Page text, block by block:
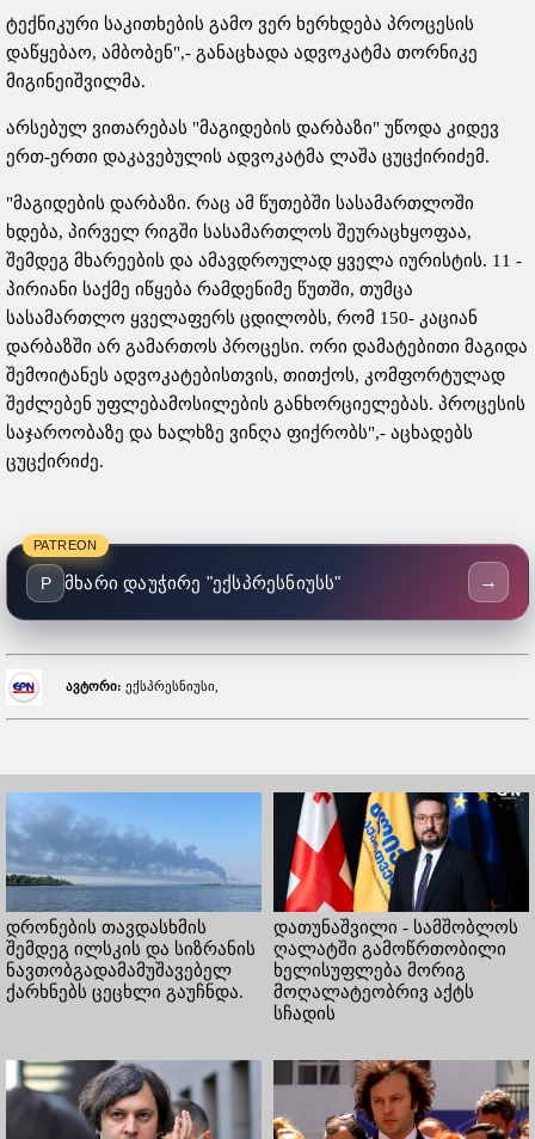
ტექნიკური საკითხების გამო ვერ ხერხდება პროცესის
დაწყებაო, ამბობენ",- განაცხადა ადვოკატმა თორნიკე
მიგინეიშვილმა.
არსებულ ვითარებას "მაგიდების დარბაზი" უწოდა კიდევ
ერთ-ერთი დაკავებულის ადვოკატმა ლაშა ცუცქირიძემ.
"მაგიდების დარბაზი. რაც ამ წუთებში სასამართლოში
ხდება, პირველ რიგში სასამართლოს შეურაცხყოფაა,
შემდეგ მხარეების და ამავდროულად ყველა იურისტის. 11 -
პირიანი საქმე იწყება რამდენიმე წუთში, თუმცა
სასამართლო ყველაფერს ცდილობს, რომ 150- კაციან
დარბაზში არ გამართოს პროცესი. ორი დამატებითი მაგიდა
შემოიტანეს ადვოკატებისთვის, თითქოს, კომფორტულად
შეძლებენ უფლებამოსილების განხორციელებას. პროცესის
საჯაროობაზე და ხალხზე ვინღა ფიქრობს",- აცხადებს
ცუცქირიძე.
PATREON
P მხარი დაუჭირე "ექსპრესნიუსს" →
ავტორი: ექსპრესნიუსი,
დრონების თავდასხმის
შემდეგ ილსკის და სიზრანის
ნავთობგადამამუშავებელ
ქარხნებს ცეცხლი გაუჩნდა.
დათუნაშვილი - სამშობლოს
ღალატში გამოწრთობილი
ხელისუფლება მორიგ
მოღალატეობრივ აქტს
სჩადის